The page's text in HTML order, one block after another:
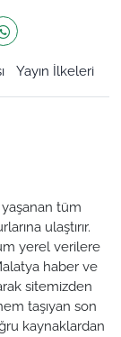
Yayın İlkeleri
tüm
ulaştırır.
yerel verilere
haber ve
sitemizden
taşıyan son
kaynaklardan